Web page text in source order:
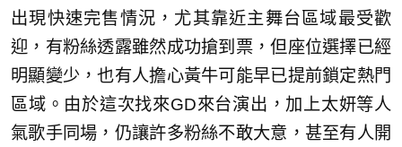
出現快速完售情況，尤其靠近主舞台區域最受歡
迎，有粉絲透露雖然成功搶到票，但座位選擇已經
明顯變少，也有人擔心黃牛可能早已提前鎖定熱門
區域。由於這次找來GD來台演出，加上太妍等人
氣歌手同場，仍讓許多粉絲不敢大意，甚至有人開